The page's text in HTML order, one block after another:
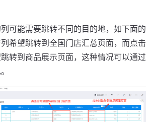
可能需要跳转不同的目的地，如下面的
希望跳转到全国门店汇总页面，而点击
转到商品展示页面，这种情况可以通过